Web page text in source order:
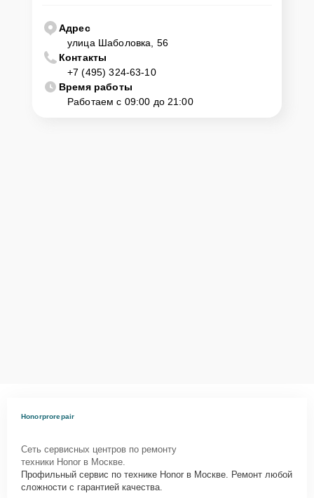
Адрес
улица Шаболовка, 56
Контакты
+7 (495) 324-63-10
Время работы
Работаем с 09:00 до 21:00
Honorprorepair
Сеть сервисных центров по ремонту
техники Honor в Москве.
Профильный сервис по технике Honor в Москве. Ремонт любой
сложности с гарантией качества.